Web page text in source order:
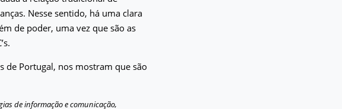
Nesse sentido, há uma clara
de poder, uma vez que são as
de Portugal, nos mostram que são
de informação e comunicação,